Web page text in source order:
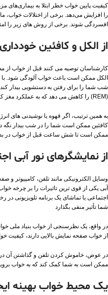
را افزایش می‌دهد. برخی از اختلالات خواب،
افسردگی شوند. برخی از روش های زیر را
از الکل و کافئین
کارشناسان توصیه می کنند قبل از خواب از
الکل ممکن است باعث خواب آلودگی شود.
شب شما را برای رفتن به دستشویی بیدار
(REM) را کاهش می دهد که به عملکرد مغز کمک می کند.
به همین ترتیب، اگر قهوه یا نوشیدنی های
کافئین ممکن است شما را در شب بیدار نگه
ممکن است تا شش ساعت قبل از خواب در
از نمایشگرهای نور آبی
وسایل الکترونیکی مانند تلفن، کامپیوتر و
آبی یکی از قوی ترین تاثیرات را بر چرخه
اجتماعی یا تماشای یک برنامه تلویزیونی
شما تأثیر منفی بگذارد
در واقع، یک نظرسنجی از خواب بنیاد ملی
از خواب صفحه نمایش بالایی دارند، کیفیت
در عوض، خاموش کردن تلفن و گذاشتن آن
ممکن است به شما کمک کند که به خواب
یک محیط خواب بهینه